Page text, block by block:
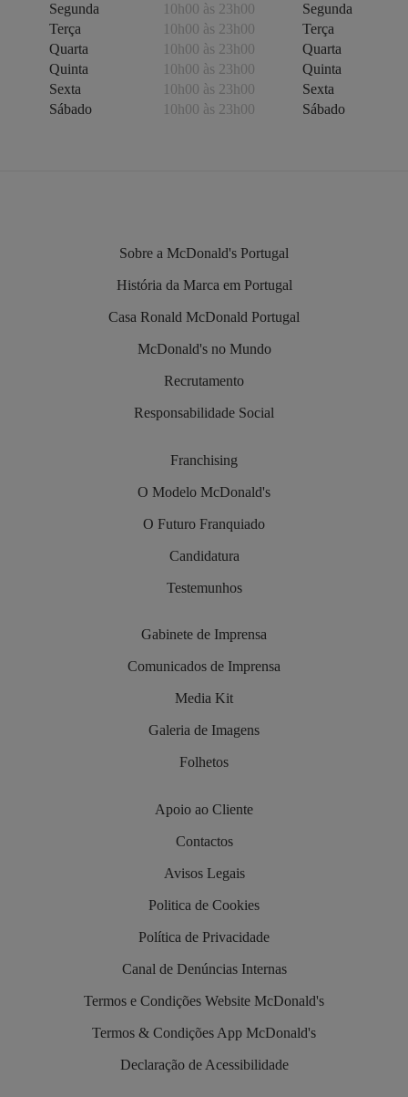
Segunda
10h00 às 23h00
Terça
10h00 às 23h00
Quarta
10h00 às 23h00
Quinta
10h00 às 23h00
Sexta
10h00 às 23h00
Sábado
10h00 às 23h00
Segunda
Terça
Quarta
Quinta
Sexta
Sábado
Sobre a McDonald's Portugal
História da Marca em Portugal
Casa Ronald McDonald Portugal
McDonald's no Mundo
Recrutamento
Responsabilidade Social
Franchising
O Modelo McDonald's
O Futuro Franquiado
Candidatura
Testemunhos
Gabinete de Imprensa
Comunicados de Imprensa
Media Kit
Galeria de Imagens
Folhetos
Apoio ao Cliente
Contactos
Avisos Legais
Politica de Cookies
Política de Privacidade
Canal de Denúncias Internas
Termos e Condições Website McDonald's
Termos & Condições App McDonald's
Declaração de Acessibilidade